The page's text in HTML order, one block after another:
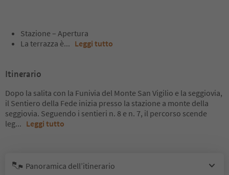
Stazione – Apertura
La terrazza è... Leggi tutto
Itinerario
Dopo la salita con la Funivia del Monte San Vigilio e la seggiovia,
il Sentiero della Fede inizia presso la stazione a monte della
seggiovia. Seguendo i sentieri n. 8 e n. 7, il percorso scende
leg... Leggi tutto
Panoramica dell’itinerario